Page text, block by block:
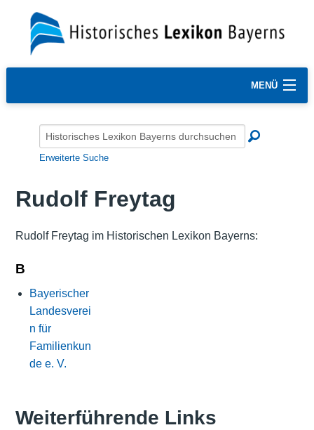
MENÜ
Erweiterte Suche
Rudolf Freytag
Rudolf Freytag im Historischen Lexikon Bayerns:
B
Bayerischer
Landesverei
n für
Familienkun
de e. V.
Weiterführende Links